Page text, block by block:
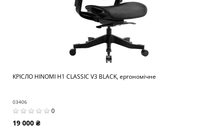
КРІСЛО HINOMI H1 CLASSIC V3 BLACK, ергономічне
03406
0
19 000 ₴